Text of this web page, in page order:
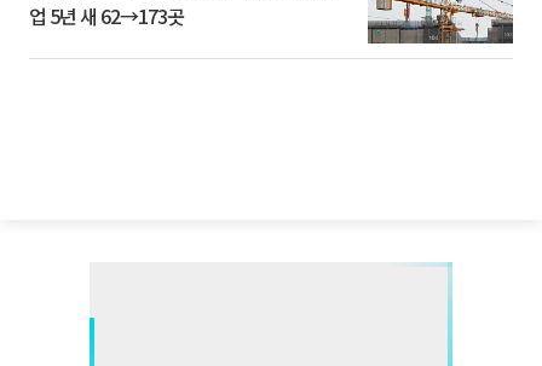
업 5년 새 62→173곳